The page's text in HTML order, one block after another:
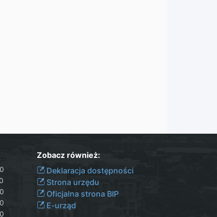
Zobacz również:
Deklaracja dostępności
Strona urzędu
Oficjalna strona BIP
E-urząd